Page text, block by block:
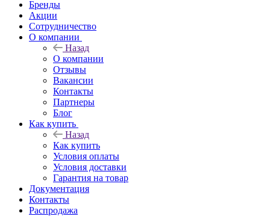
Бренды
Акции
Сотрудничество
О компании
Назад
О компании
Отзывы
Вакансии
Контакты
Партнеры
Блог
Как купить
Назад
Как купить
Условия оплаты
Условия доставки
Гарантия на товар
Документация
Контакты
Распродажа